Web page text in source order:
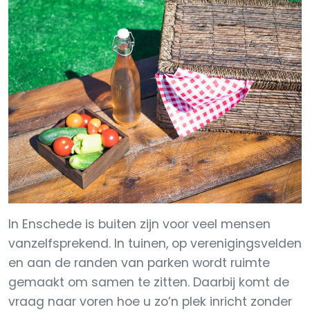
In Enschede is buiten zijn voor veel mensen
vanzelfsprekend. In tuinen, op verenigingsvelden
en aan de randen van parken wordt ruimte
gemaakt om samen te zitten. Daarbij komt de
vraag naar voren hoe u zo’n plek inricht zonder